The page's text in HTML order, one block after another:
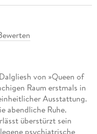
von »Queen of
Raum erstmals in
Ausstattung.
abendliche Ruhe.
überstürzt sein
psychiatrische